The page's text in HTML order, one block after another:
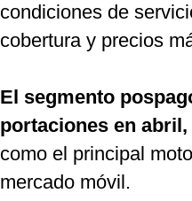
condiciones de
cobertura y precios
El segmento
portaciones en
como el principal
mercado móvil.